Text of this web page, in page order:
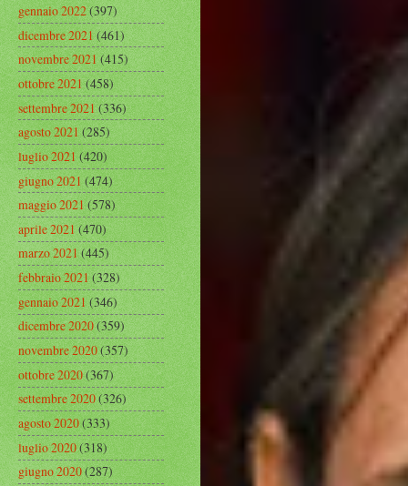
gennaio 2022(397)
dicembre 2021(461)
novembre 2021(415)
ottobre 2021(458)
settembre 2021(336)
agosto 2021(285)
luglio 2021(420)
giugno 2021(474)
maggio 2021(578)
aprile 2021(470)
marzo 2021(445)
febbraio 2021(328)
gennaio 2021(346)
dicembre 2020(359)
novembre 2020(357)
ottobre 2020(367)
settembre 2020(326)
agosto 2020(333)
luglio 2020(318)
giugno 2020(287)